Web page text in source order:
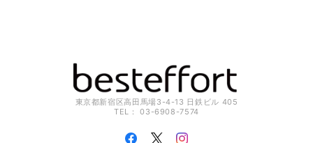
東京都新宿区高田馬場3-4-13 日鉄ビル 405
TEL： 03-6908-7574